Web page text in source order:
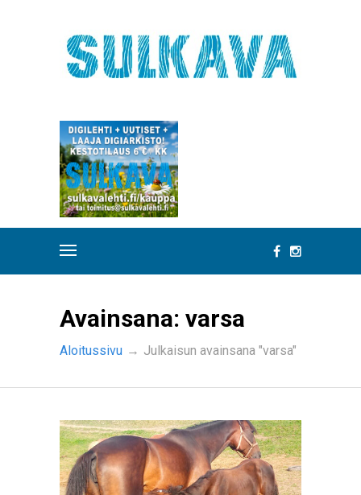
Avainsana: varsa
Aloitussivu → Julkaisun avainsana "varsa"